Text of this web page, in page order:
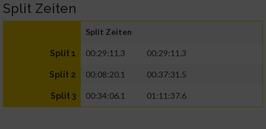
Split Zeiten
Split Zeiten
Split 1 00:29:11.3 00:29:11.3
Split 2 00:08:20.1 00:37:31.5
Split 3 00:34:06.1 01:11:37.6